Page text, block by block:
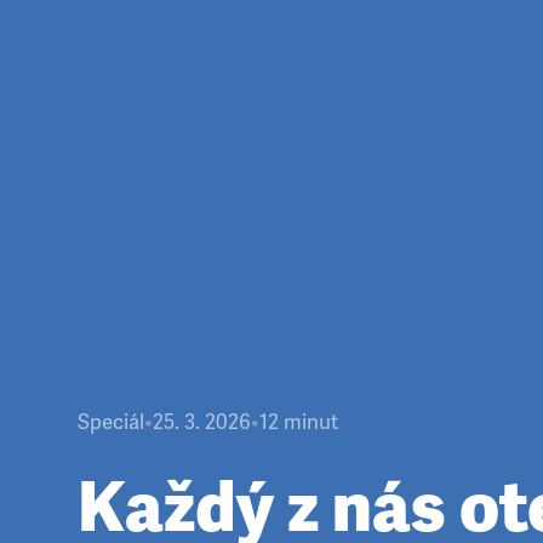
Speciál •25. 3. 2026•12 minut
Každý z nás